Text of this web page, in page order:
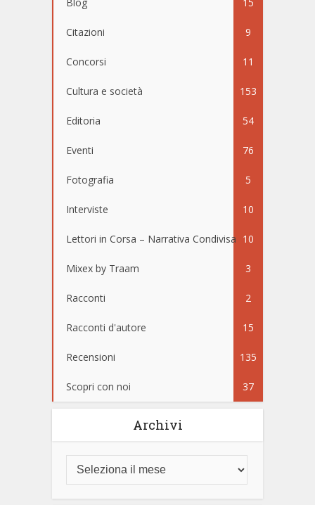
Blog 15
Citazioni 9
Concorsi 11
Cultura e società 153
Editoria 54
Eventi 76
Fotografia 5
Interviste 10
Lettori in Corsa – Narrativa Condivisa 10
Mixex by Traam 3
Racconti 2
Racconti d'autore 15
Recensioni 135
Scopri con noi 37
Archivi